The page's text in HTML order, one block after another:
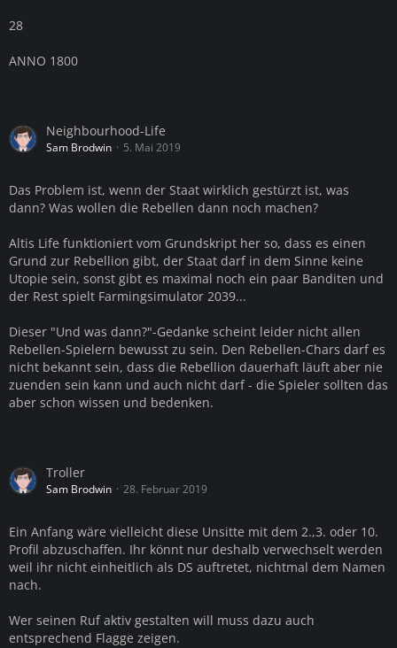
28
ANNO 1800
Neighbourhood-Life
Sam Brodwin 5. Mai 2019
Das Problem ist, wenn der Staat wirklich gestürzt ist, was
dann? Was wollen die Rebellen dann noch machen?
Altis Life funktioniert vom Grundskript her so, dass es einen
Grund zur Rebellion gibt, der Staat darf in dem Sinne keine
Utopie sein, sonst gibt es maximal noch ein paar Banditen und
der Rest spielt Farmingsimulator 2039...
Dieser "Und was dann?"-Gedanke scheint leider nicht allen
Rebellen-Spielern bewusst zu sein. Den Rebellen-Chars darf es
nicht bekannt sein, dass die Rebellion dauerhaft läuft aber nie
zuenden sein kann und auch nicht darf - die Spieler sollten das
aber schon wissen und bedenken.
Troller
Sam Brodwin 28. Februar 2019
Ein Anfang wäre vielleicht diese Unsitte mit dem 2.,3. oder 10.
Profil abzuschaffen. Ihr könnt nur deshalb verwechselt werden
weil ihr nicht einheitlich als DS auftretet, nichtmal dem Namen
nach.
Wer seinen Ruf aktiv gestalten will muss dazu auch
entsprechend Flagge zeigen.